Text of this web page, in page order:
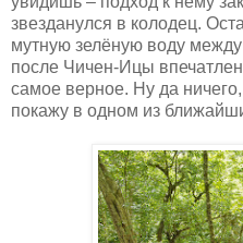
звезданулся в колодец.
мутную зелёную воду
после Чичен-Ицы
самое верное. Ну да
покажу в одном из